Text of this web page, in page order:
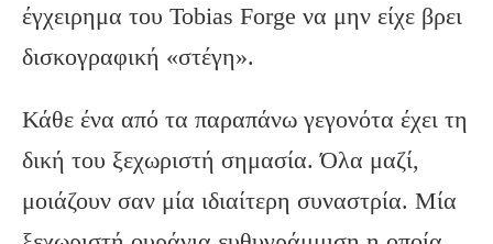
έγχειρημα του Tobias Forge να μην είχε βρει
δισκογραφική «στέγη».
Κάθε ένα από τα παραπάνω γεγονότα έχει τη
δική του ξεχωριστή σημασία. Όλα μαζί,
μοιάζουν σαν μία ιδιαίτερη συναστρία. Μία